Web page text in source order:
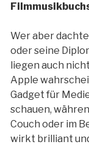
Wer aber
oder seine
liegen auch
Apple
Gadget für
schauen,
Couch oder im
wirkt brilliant